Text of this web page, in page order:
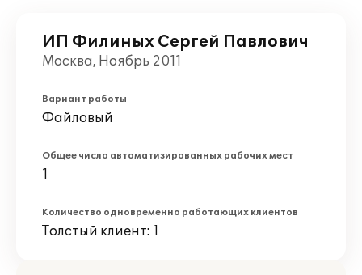
ИП Филиных Сергей Павлович
Москва, Ноябрь 2011
Вариант работы
Файловый
Общее число автоматизированных рабочих мест
1
Количество одновременно работающих клиентов
Толстый клиент: 1